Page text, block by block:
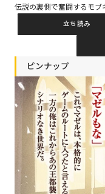
伝説の裏側で奮闘するモブ
立ち読み
ピンナップ